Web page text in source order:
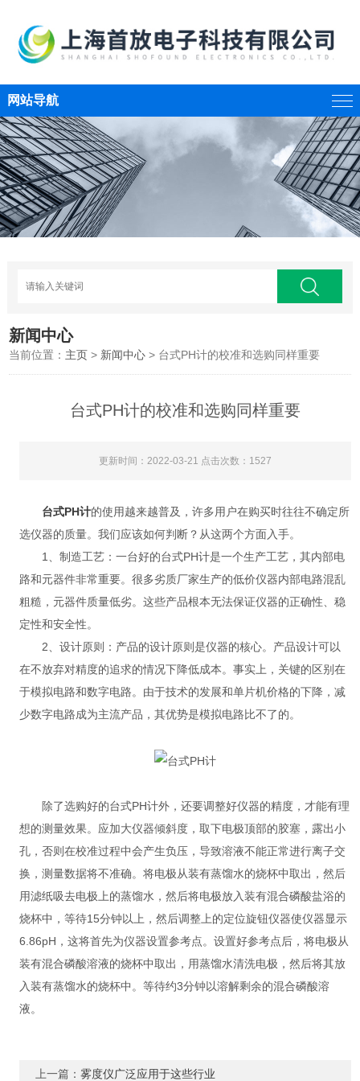
网站导航
新闻中心
当前位置： 主页 > 新闻中心 > 台式PH计的校准和选购同样重要
台式PH计的校准和选购同样重要
更新时间：2022-03-21 点击次数：1527
台式PH计的使用越来越普及，许多用户在购买时往往不确定所
选仪器的质量。我们应该如何判断？从这两个方面入手。
1、制造工艺：一台好的台式PH计是一个生产工艺，其内部电
路和元器件非常重要。很多劣质厂家生产的低价仪器内部电路混乱
粗糙，元器件质量低劣。这些产品根本无法保证仪器的正确性、稳
定性和安全性。
2、设计原则：产品的设计原则是仪器的核心。产品设计可以
在不放弃对精度的追求的情况下降低成本。事实上，关键的区别在
于模拟电路和数字电路。由于技术的发展和单片机价格的下降，减
少数字电路成为主流产品，其优势是模拟电路比不了的。
除了选购好的台式PH计外，还要调整好仪器的精度，才能有理
想的测量效果。应加大仪器倾斜度，取下电极顶部的胶塞，露出小
孔，否则在校准过程中会产生负压，导致溶液不能正常进行离子交
换，测量数据将不准确。将电极从装有蒸馏水的烧杯中取出，然后
用滤纸吸去电极上的蒸馏水，然后将电极放入装有混合磷酸盐浴的
烧杯中，等待15分钟以上，然后调整上的定位旋钮仪器使仪器显示
6.86pH，这将首先为仪器设置参考点。设置好参考点后，将电极从
装有混合磷酸溶液的烧杯中取出，用蒸馏水清洗电极，然后将其放
入装有蒸馏水的烧杯中。等待约3分钟以溶解剩余的混合磷酸溶
液。
上一篇： 雾度仪广泛应用于这些行业